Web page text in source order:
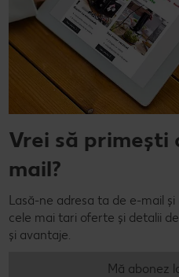
Vrei să primești
mail?
Lasă-ne adresa ta de e-mail
cele mai tari oferte și detalii
și avantaje.
Mă abonez